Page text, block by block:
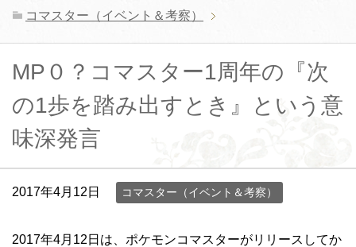
コマスター（イベント＆考察）
MP０？コマスター1周年の『次
の1歩を踏み出すとき』という意
味深発言
2017年4月12日 コマスター（イベント＆考察）
2017年4月12日は、ポケモンコマスターがリリースしてか